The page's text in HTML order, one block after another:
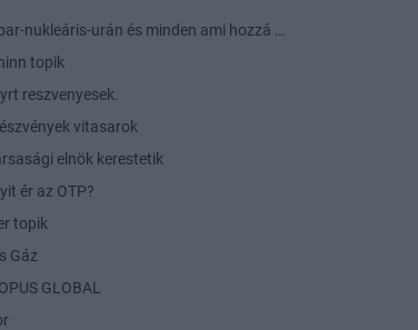
topik
reszvenyesek.
vitasarok
elnök kerestetik
ér az OTP?
topik
Gáz
GLOBAL